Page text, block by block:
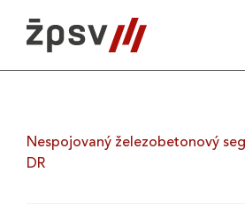
content
Nespojovaný železobetonový
DR